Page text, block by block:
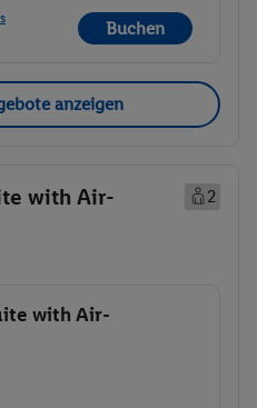
Buchen
anzeigen
with Air-
2
with Air-